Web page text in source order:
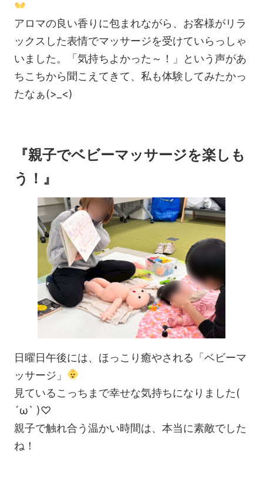
アロマの良い香りに包まれながら、お客様がリラ
ックスした表情でマッサージを受けていらっしゃ
いました。「気持ちよかった～！」という声があ
ちこちから聞こえてきて、私も体験してみたかっ
たなぁ(>_<)
『親子でベビーマッサージを楽しも
う！』
日曜日午後には、ほっこり癒やされる「ベビーマ
ッサージ」
見ているこっちまで幸せな気持ちになりました(
´ω` )♡
親子で触れ合う温かい時間は、本当に素敵でした
ね！